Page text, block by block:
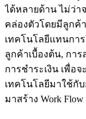
ได้หลายด้าน ไม่ว่า
คล่องตัวโดยมีลูกค้
เทคโนโลยีแทนกา
ลูกค้าเบื้องต้น, กา
การชำระเงิน เพื่อ
เทคโนโลยีมาใช้กั
มาสร้าง Work